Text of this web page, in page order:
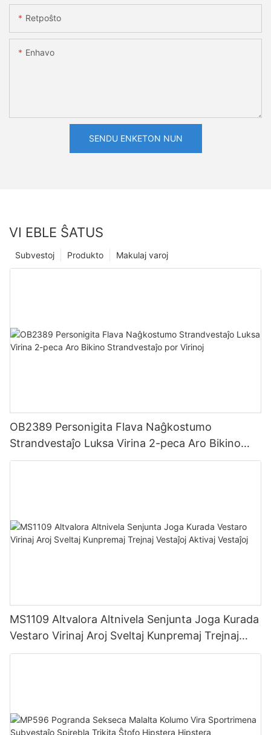
Retpoŝto
Enhavo
SENDU ENKETON NUN
VI EBLE ŜATUS
Makulaj varoj
Produkto
Subvestoj
OB2389 Personigita Flava Naĝkostumo
Strandvestaĵo Luksa Virina 2-peca Aro Bikino
Strandvestaĵo por Virinoj
MS1109 Altvalora Altnivela Senjunta Joga Kurada
Vestaro Virinaj Aroj Sveltaj Kunpremaj Trejnaj
Vestaĵoj Aktivaj Vestaĵoj